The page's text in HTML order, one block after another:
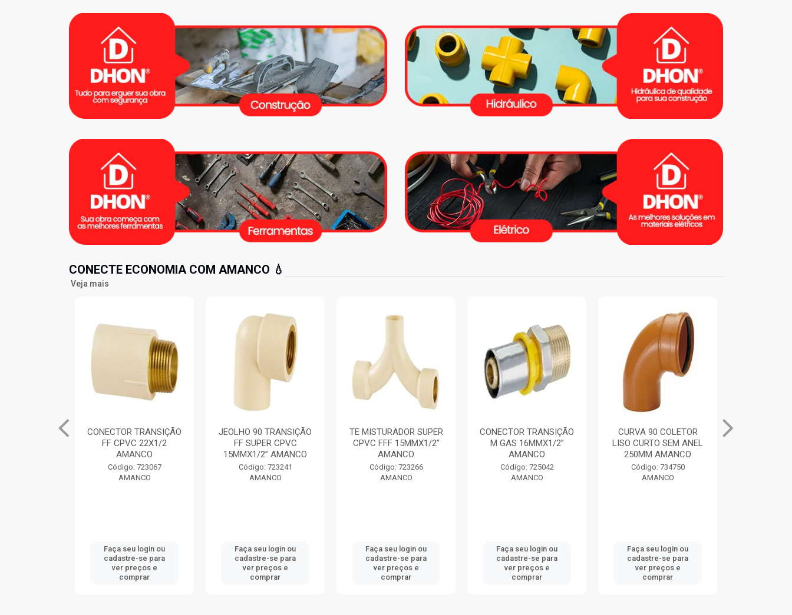
CONECTE ECONOMIA COM AMANCO 💧
Veja mais
JEOLHO 90 TRANSIÇÃO
FF SUPER CPVC
15MMX1/2” AMANCO
Código: 723241
AMANCO
Faça seu login ou
cadastre-se para
ver preços e
comprar
TE MISTURADOR SUPER
CPVC FFF 15MMX1/2”
AMANCO
Código: 723266
AMANCO
Faça seu login ou
cadastre-se para
ver preços e
comprar
CONECTOR TRANSIÇÃO
M GAS 16MMX1/2”
AMANCO
Código: 725042
AMANCO
Faça seu login ou
cadastre-se para
ver preços e
comprar
CURVA 90 COLETOR
LISO CURTO SEM ANEL
250MM AMANCO
Código: 734750
AMANCO
Faça seu login ou
cadastre-se para
ver preços e
comprar
ANEL DE VEDACAO
ORING COLETORES
250MM AMANCO
Código: 734769
AMANCO
Faça seu login ou
cadastre-se para
ver preços e
comprar